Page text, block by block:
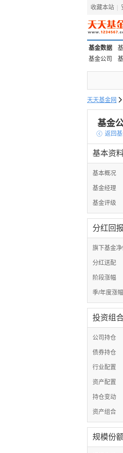
收藏本站
基金数据
基金公司
天天基金网 
基金
 返回
基本资
基本概况
基金经理
基金评级
分红回报
旗下基金净
分红送配
阶段涨幅
季/年度涨幅
投资组
公司持仓
债券持仓
行业配置
资产配置
持仓变动
资产组合
规模份额